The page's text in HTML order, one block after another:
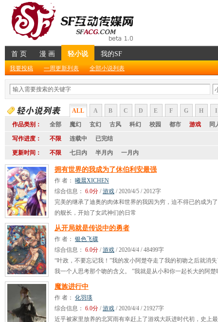
首 页 漫 画 轻小说 我的SF
我要投稿 一周更新列表 全部小说列表
ALL A B C D E F G H
I
作品类别：
全部 魔幻 玄幻 古风 科幻 校园 都市 游戏 同
写作进度： 不限 连载中 已完结
更新时间： 不限 七日内 半月内 一月内
拥有世界的我成为了休伯利安最强
作 者： 曦晨XICHEN
综合信息： 6.0分 /游戏 / 2020/4/5 / 2012字
完美的继承了迪奥的肉体和世界的我因为穷，迫不得已的成为
的舰长，开始了女武神们的日常
从开局就是传说中的勇者
作 者： 银色飞碟
综合信息： 6.0分 /游戏 / 2020/4/4 / 48499字
“叶政，不要忘记我！”我的发小阿楚夺走了我的初吻之后就消
我一个人思考那个吻的含义。 ”我就是从小和你一起长大的阿楚
叶政，你没事吧？“ 几天后，再次出现在我面前的阿楚变成了一
魔族进行中
作 者： 化羽瑛
综合信息： 6.0分 /游戏 / 2020/4/4 / 21927字
近乎被家里放养的北冥雨有幸赶上了游戏大跃进时代初，史上